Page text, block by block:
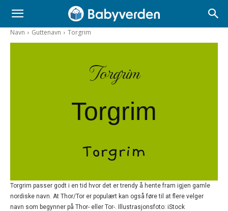
Navn Guttenavn Torgrim
Torgrim
Torgrim
Torgrim
Torgrim passer godt i en tid hvor det er trendy å hente fram igjen gamle
nordiske navn. At Thor/Tor er populært kan også føre til at flere velger
navn som begynner på Thor- eller Tor-. Illustrasjonsfoto: iStock